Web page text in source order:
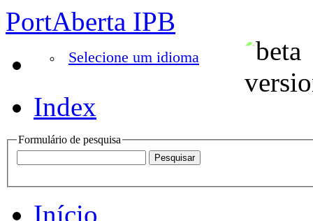
PortAberta IPB
Selecione um idioma
Index
Formulário de pesquisa
Início